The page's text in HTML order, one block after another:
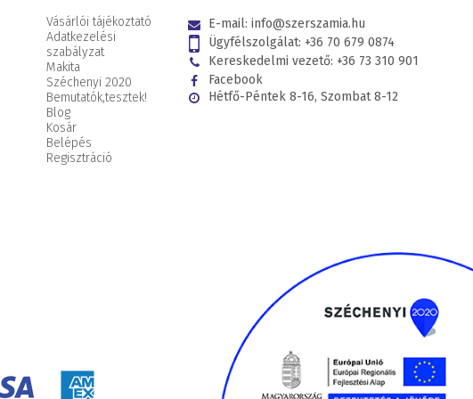
Vásárlói tájékoztató
Adatkezelési
szabályzat
Makita
Széchenyi 2020
Bemutatók,tesztek!
Blog
Kosár
Belépés
Regisztráció
E-mail: info@szerszamia.hu
Ügyfélszolgálat: +36 70 679 0874
Kereskedelmi vezető: +36 73 310 901
Facebook
Hétfő-Péntek 8-16, Szombat 8-12